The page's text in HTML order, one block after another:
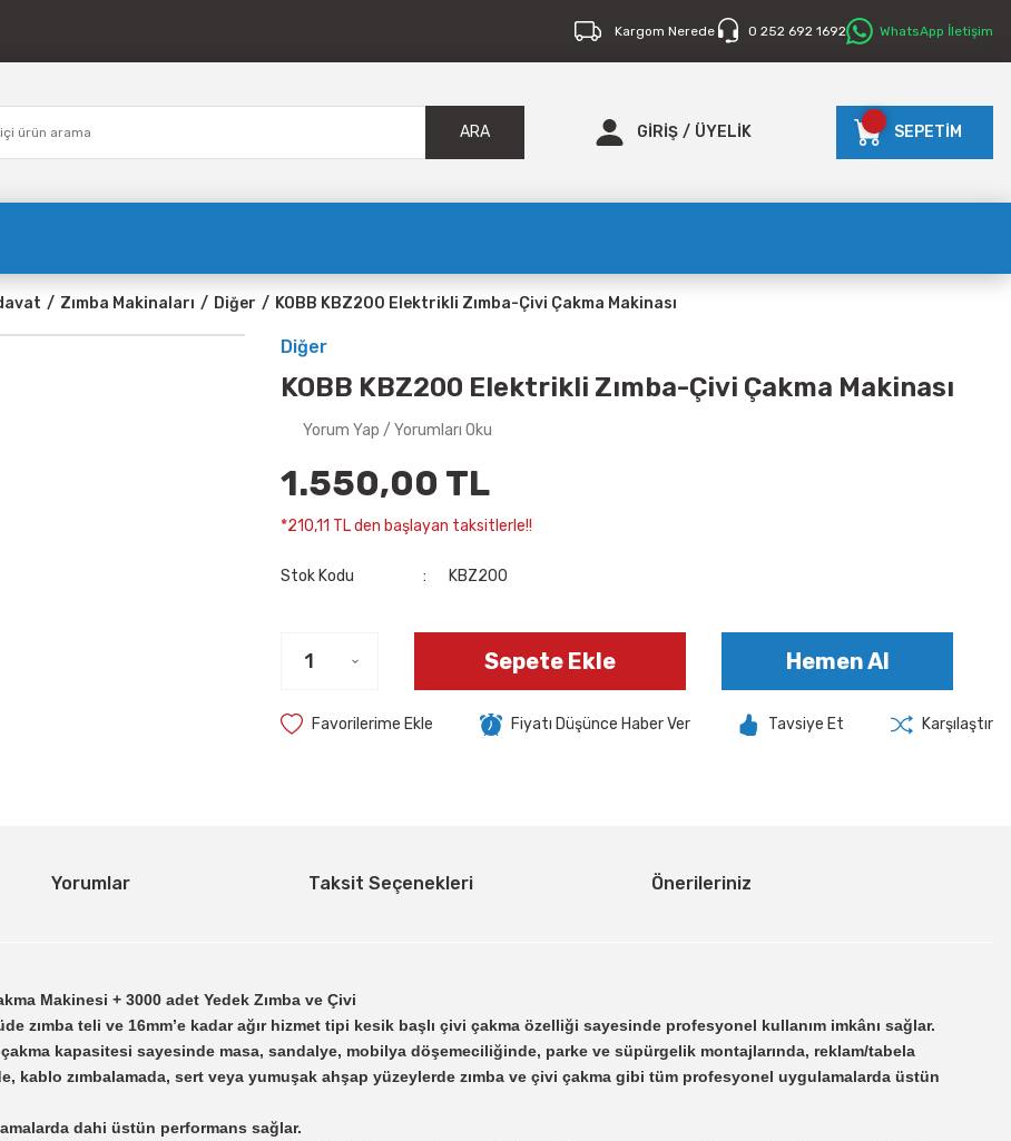
Kargom Nerede 0 252 692 1692 WhatsApp İletişim
ARA GİRİŞ / ÜYELİK SEPETİM
Zımba Makinaları Diğer KOBB KBZ200 Elektrikli Zımba-Çivi Çakma Makinası
Diğer
KOBB KBZ200 Elektrikli Zımba-Çivi Çakma Makinası
Yorum Yap / Yorumları Oku
1.550,00 TL
*210,11 TL den başlayan taksitlerle!!
Stok Kodu KBZ200
Sepete Ekle Hemen Al
Fiyatı Düşünce Haber Ver Tavsiye Et Karşılaştır
Yorumlar Taksit Seçenekleri Önerileriniz
Makinesi + 3000 adet Yedek Zımba ve Çivi
zımba teli ve 16mm’e kadar ağır hizmet tipi kesik başlı çivi çakma özelliği sayesinde profesyonel kullanım imkânı sağlar.
kapasitesi sayesinde masa, sandalye, mobilya döşemeciliğinde, parke ve süpürgelik montajlarında, reklam/tabela
kablo zımbalamada, sert veya yumuşak ahşap yüzeylerde zımba ve çivi çakma gibi tüm profesyonel uygulamalarda üstün
dahi üstün performans sağlar.